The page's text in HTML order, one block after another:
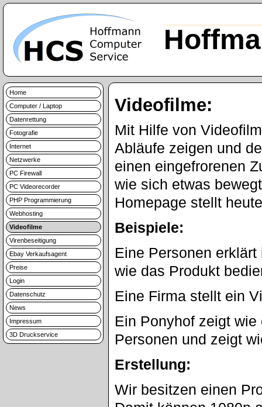
Home
Computer / Laptop
Datenrettung
Fotografie
Internet
Netzwerke
PC Firewall
PC Videorecorder
PHP Programmierung
Webhosting
Videofilme
Virenbeseitigung
Ebay Verkaufsagent
Preise
Login
Datenschutz
News
Impressum
3D Druckservice
Videofilme:
Mit Hilfe von
Abläufe zeigen und
einen eingefrorenen
wie sich etwas
Homepage stellt
Beispiele:
Eine Personen
wie das Produkt
Eine Firma stellt ein
Ein Ponyhof zeigt
Personen und zeigt
Erstellung:
Wir besitzen einen